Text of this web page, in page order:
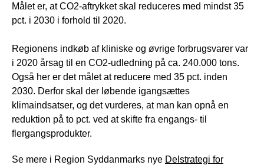
Målet er, at CO2-aftrykket skal reduceres med mindst 35
pct. i 2030 i forhold til 2020.
Regionens indkøb af kliniske og øvrige forbrugsvarer var
i 2020 årsag til en CO2-udledning på ca. 240.000 tons.
Også her er det målet at reducere med 35 pct. inden
2030. Derfor skal der løbende igangsættes
klimaindsatser, og det vurderes, at man kan opnå en
reduktion på to pct. ved at skifte fra engangs- til
flergangsprodukter.
Se mere i Region Syddanmarks nye Delstrategi for